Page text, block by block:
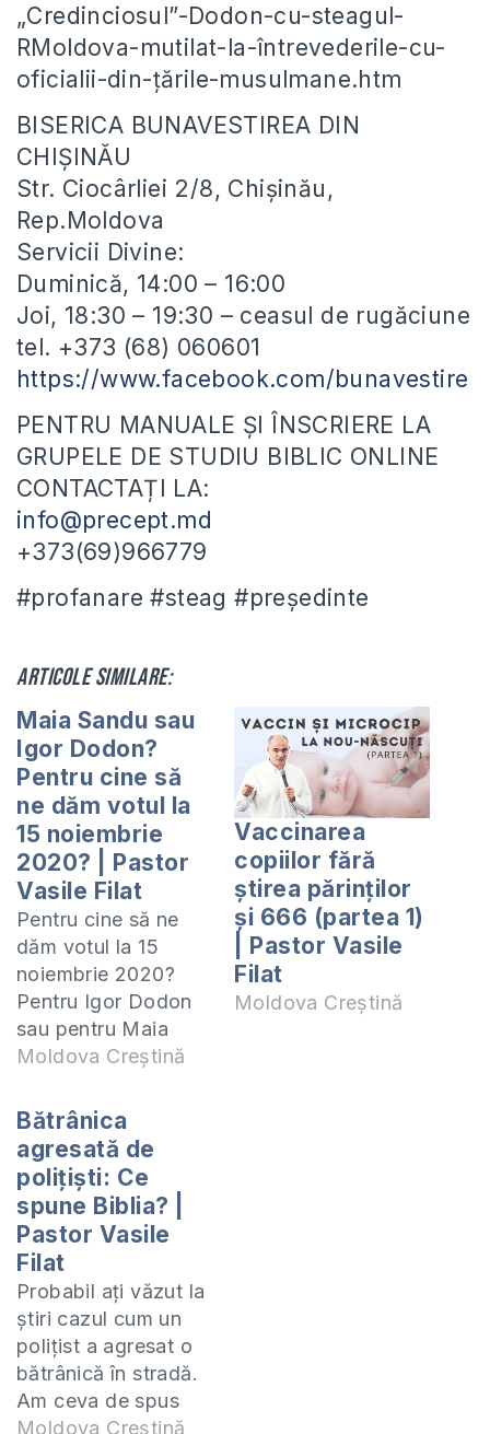
„Credinciosul”-Dodon-cu-steagul-
RMoldova-mutilat-la-întrevederile-cu-
oficialii-din-țările-musulmane.htm
BISERICA BUNAVESTIREA DIN
CHIȘINĂU
Str. Ciocârliei 2/8, Chișinău,
Rep.Moldova
Servicii Divine:
Duminică, 14:00 – 16:00
Joi, 18:30 – 19:30 – ceasul de rugăciune
tel. +373 (68) 060601
https://www.facebook.com/bunavestire
PENTRU MANUALE ȘI ÎNSCRIERE LA
GRUPELE DE STUDIU BIBLIC ONLINE
CONTACTAȚI LA:
info@precept.md
+373(69)966779
#profanare #steag #președinte
Articole similare:
Maia Sandu sau
Igor Dodon?
Pentru cine să
ne dăm votul la
15 noiembrie
2020? | Pastor
Vasile Filat
Pentru cine să ne
dăm votul la 15
noiembrie 2020?
Pentru Igor Dodon
sau pentru Maia
Sandu? Pastorul
contactat la
vasile.filat@moldovacrestina.md
Te invit să studiem
împreună cursul
"Darurile Spirituale"
online (ZOOM) în
fiecare zi de
miercuri la orele
18:00. Manualul
după care studiem
poate fi procurat…
Moldova Creștină
Vaccinarea
copiilor fără
știrea părinților
și 666 (partea 1)
| Pastor Vasile
Filat
Moldova Creștină
Bătrânica
agresată de
polițiști: Ce
spune Biblia? |
Pastor Vasile
Filat
Probabil ați văzut la
știri cazul cum un
polițist a agresat o
bătrânică în stradă.
Am ceva de spus
din Cuvântul lui
Moldova Creștină